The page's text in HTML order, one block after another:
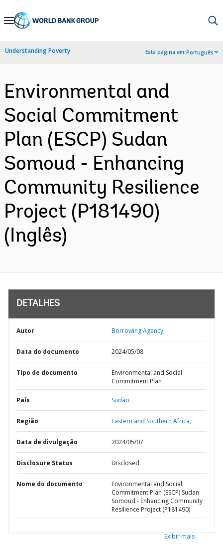
Skip
Navigation
Understanding Poverty Esta página em:Português
Environmental and
Social Commitment
Plan (ESCP) Sudan
Somoud - Enhancing
Community Resilience
Project (P181490)
(Inglês)
DETALHES
Autor Borrowing Agency;
Data do documento 2024/05/08
TIpo de documento
Environmental and Social
Commitment Plan
País Sudão,
Região Eastern and Southern Africa,
Data de divulgação 2024/05/07
Disclosure Status Disclosed
Nome do documento
Environmental and Social
Commitment Plan (ESCP) Sudan
Somoud - Enhancing Community
Resilience Project (P181490)
Exibir mais